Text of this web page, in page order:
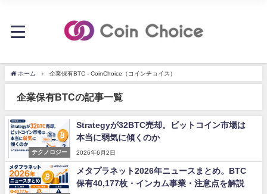
ホーム 企業保有BTC - CoinChoice（コインチョイス）
企業保有BTCの記事一覧
テクノロジー
Strategyが32BTC売却。ビットコイン市場は
本当に弱気に傾くのか
2026年6月2日
メタプラネット2026年ニュースまとめ。BTC
保有40,177枚・インカム事業・注意点を解説